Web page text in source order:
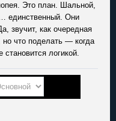
Это план. Шальной,
единственный. Они
звучит, как очередная
но что поделать — когда
логикой.